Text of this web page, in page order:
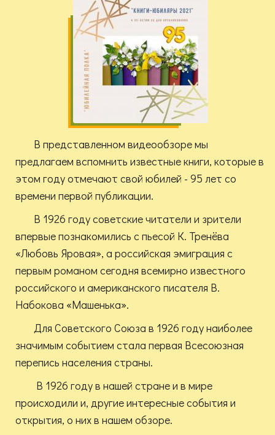
В представленном видеообзоре мы
предлагаем вспомнить известные книги, которые в
этом году отмечают свой юбилей - 95 лет со
времени первой публикации.
В 1926 году советские читатели и зрители
впервые познакомились с пьесой К. Тренёва
«Любовь Яровая», а российская эмиграция с
первым романом сегодня всемирно известного
российского и американского писателя В.
Набокова «Машенька».
Для Советского Союза в 1926 году наиболее
значимым событием стала первая Всесоюзная
перепись населения страны.
В 1926 году в нашей стране и в мире
происходили и, другие интересные события и
открытия, о них в нашем обзоре.